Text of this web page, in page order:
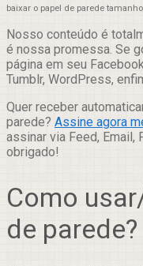
baixar o papel de parede
Nosso conteúdo é
é nossa promessa. Se
página em seu
Tumblr, WordPress,
Quer receber
parede? Assine agora
assinar via Feed, Email,
obrigado!
Como
de parede?